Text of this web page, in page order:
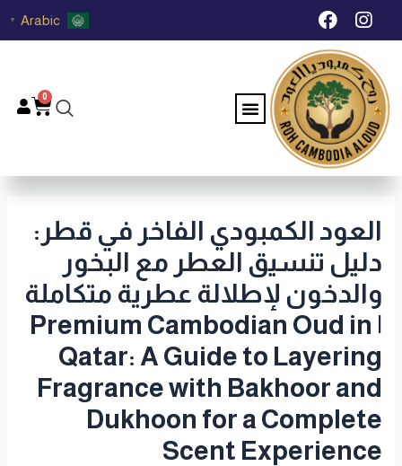
تخطي I
n
s
t
a
g
r
a
m
F
a
c
e
b
o
o
k
Arabic
▼
Menu
0
العود الكمبودي الفاخر في قطر:
دليل تنسيق العطر مع البخور
والدخون لإطلالة عطرية متكاملة
| Premium Cambodian Oud in
Qatar: A Guide to Layering
Fragrance with Bakhoor and
Dukhoon for a Complete
Scent Experience
Post
navigation